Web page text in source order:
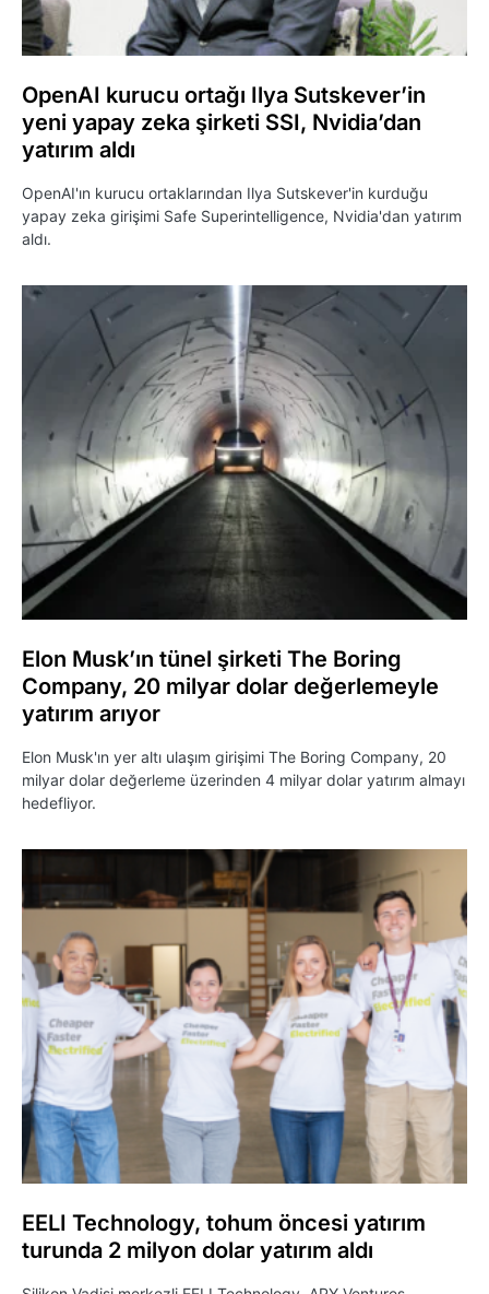
OpenAI kurucu ortağı Ilya Sutskever’in
yeni yapay zeka şirketi SSI, Nvidia’dan
yatırım aldı
OpenAI'ın kurucu ortaklarından Ilya Sutskever'in kurduğu
yapay zeka girişimi Safe Superintelligence, Nvidia'dan yatırım
aldı.
Elon Musk’ın tünel şirketi The Boring
Company, 20 milyar dolar değerlemeyle
yatırım arıyor
Elon Musk'ın yer altı ulaşım girişimi The Boring Company, 20
milyar dolar değerleme üzerinden 4 milyar dolar yatırım almayı
hedefliyor.
EELI Technology, tohum öncesi yatırım
turunda 2 milyon dolar yatırım aldı